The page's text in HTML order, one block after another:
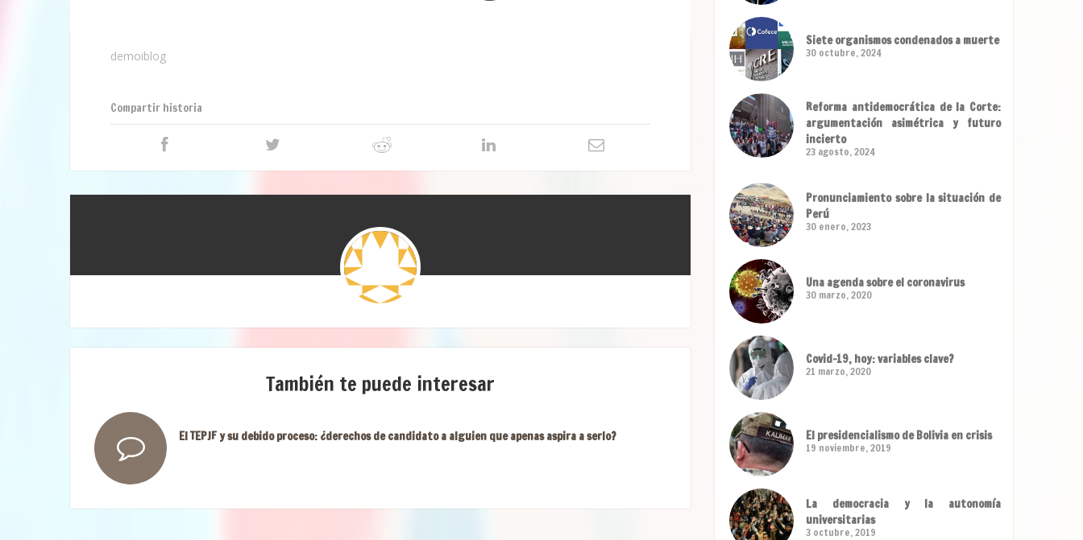
demoiblog
Compartir historia
También te puede interesar
El TEPJF y su debido proceso: ¿derechos de candidato a alguien que apenas aspira a serlo?
Siete organismos condenados a muerte
30 octubre, 2024
Reforma antidemocrática de la Corte:
argumentación asimétrica y futuro
incierto
23 agosto, 2024
Pronunciamiento sobre la situación de
Perú
30 enero, 2023
Una agenda sobre el coronavirus
30 marzo, 2020
Covid-19, hoy: variables clave?
21 marzo, 2020
El presidencialismo de Bolivia en crisis
19 noviembre, 2019
La democracia y la autonomía
universitarias
3 octubre, 2019